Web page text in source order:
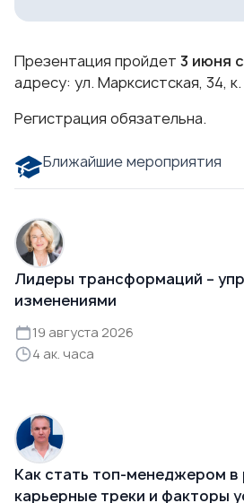
Презентация пройдет 3 июня
адресу: ул. Марксистская, 34, к.
Регистрация обязательна.
Ближайшие мероприятия
Лидеры трансформаций –
изменениями
19 августа 2026
4 ак. часа
Как стать топ-менеджером в
карьерные треки и факторы